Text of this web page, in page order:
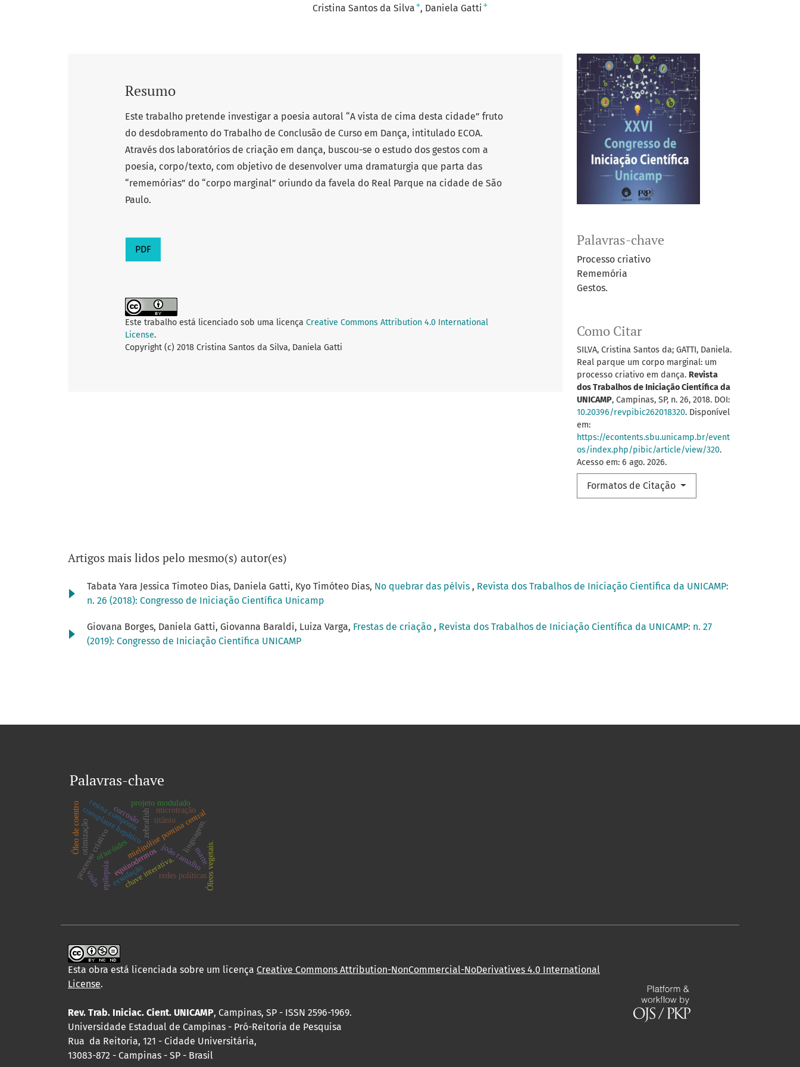
Cristina Santos da Silva + Daniela Gatti +
Palavras-chave
Processo criativo
Rememória
Gestos.
Como Citar
SILVA, Cristina Santos da; GATTI, Daniela.
Real parque um corpo marginal: um
processo criativo em dança. Revista
dos Trabalhos de Iniciação Científica da
UNICAMP, Campinas, SP, n. 26, 2018. DOI:
10.20396/revpibic262018320. Disponível
em:
https://econtents.sbu.unicamp.br/event
os/index.php/pibic/article/view/320.
Acesso em: 6 ago. 2026.
Formatos de Citação
Resumo
Este trabalho pretende investigar a poesia autoral “A vista de cima desta cidade” fruto
do desdobramento do Trabalho de Conclusão de Curso em Dança, intitulado ECOA.
Através dos laboratórios de criação em dança, buscou-se o estudo dos gestos com a
poesia, corpo/texto, com objetivo de desenvolver uma dramaturgia que parta das
“rememórias” do “corpo marginal” oriundo da favela do Real Parque na cidade de São
Paulo.
PDF
Este trabalho está licenciado sob uma licença Creative Commons Attribution 4.0 International
License.
Copyright (c) 2018 Cristina Santos da Silva, Daniela Gatti
Artigos mais lidos pelo mesmo(s) autor(es)
Tabata Yara Jessica Timoteo Dias, Daniela Gatti, Kyo Timóteo Dias, No quebrar das pélvis , Revista dos Trabalhos de Iniciação Científica da UNICAMP:
n. 26 (2018): Congresso de Iniciação Científica Unicamp
Giovana Borges, Daniela Gatti, Giovanna Baraldi, Luiza Varga, Frestas de criação , Revista dos Trabalhos de Iniciação Científica da UNICAMP: n. 27
(2019): Congresso de Iniciação Científica UNICAMP
Palavras-chave
mielinólise pontina central
transplante hepático
processo criativo joão ramalho
linguagem.
ofiuróidesequinodermos
chave interativa.
zebrafish
epilepsia. redes políticas
microtração
resina composta.
Óleo de coentro
Óleos vegetais.
projeto modulado
otimização titânio
corrosão
exsudação
marte
visão
Esta obra está licenciada sobre um licença Creative Commons Attribution-NonCommercial-NoDerivatives 4.0 International
License.
Rev. Trab. Iniciac. Cient. UNICAMP, Campinas, SP - ISSN 2596-1969.
Universidade Estadual de Campinas - Pró-Reitoria de Pesquisa
Rua da Reitoria, 121 - Cidade Universitária,
13083-872 - Campinas - SP - Brasil